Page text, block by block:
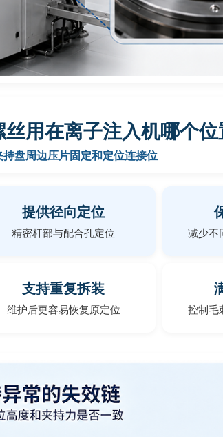
用在离子注入机哪个位
持盘周边压片固定和定位连接位
提供径向定位
精密杆部与配合孔定位 减少不
支持重复拆装
维护后更容易恢复原定位 控制毛